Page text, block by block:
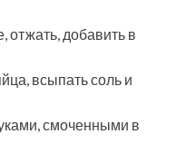
отжать, добавить в
всыпать соль и
смоченными в